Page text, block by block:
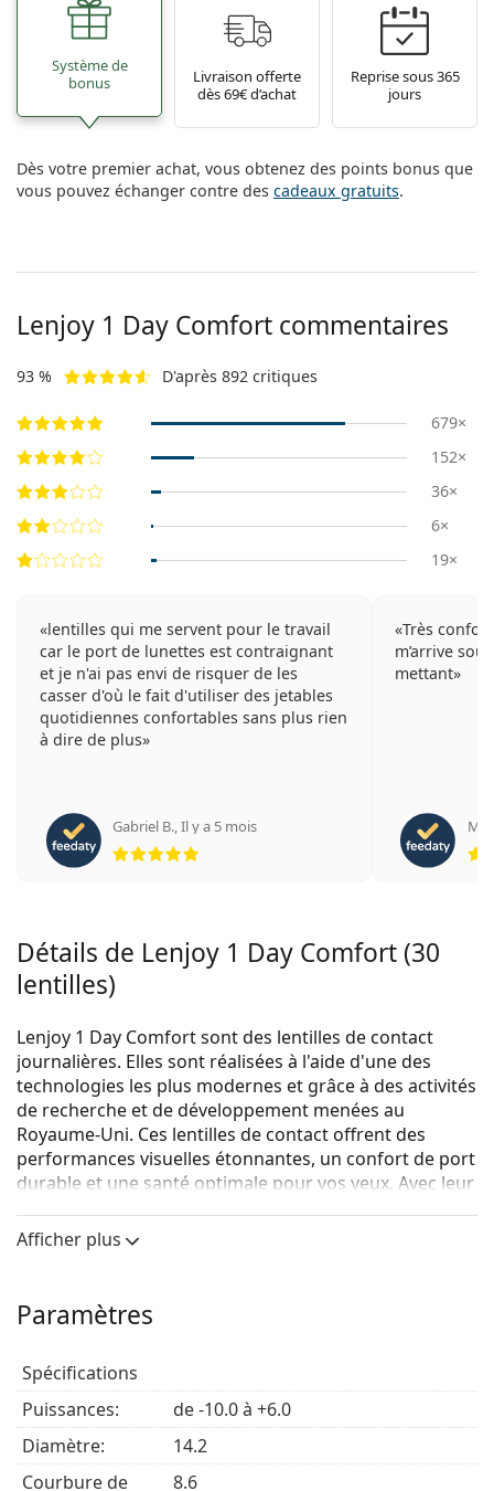
Système de
bonus
Livraison offerte
dès 69€ d’achat
Reprise sous 365
jours
Dès votre premier achat, vous obtenez des points bonus que
vous pouvez échanger contre des cadeaux gratuits.
Lenjoy 1 Day Comfort commentaires
93 % D'après 892 critiques
679×
152×
36×
6×
19×
lentilles qui me servent pour le travail
car le port de lunettes est contraignant
et je n'ai pas envi de risquer de les
casser d'où le fait d'utiliser des jetables
quotidiennes confortables sans plus rien
à dire de plus
Gabriel B.,Il y a 5 mois
Très
m’arrive
mettant
Détails de Lenjoy 1 Day Comfort (30
lentilles)
Lenjoy 1 Day Comfort sont des lentilles de contact
journalières. Elles sont réalisées à l'aide d'une des
technologies les plus modernes et grâce à des activités
de recherche et de développement menées au
Royaume-Uni. Ces lentilles de contact offrent des
performances visuelles étonnantes, un confort de port
durable et une santé optimale pour vos yeux. Avec leur
surface antidérapante, leur protection contre les
rayons UV et leur teinte bleu clair pour une
sont un très bon choix.
teneur en eau élevée pour un excellent confort de
port. Elles sont fabriqués avec une technologie
hydratante exclusive et garde les lentilles fraîches et
hydratées tout au long de la journée. Les molécules
deviennent une partie intégrante de la lentille et
Afficher plus
Paramètres
Spécifications
Puissances:
de -10.0 à +6.0
Diamètre:
14.2
Courbure de
8.6